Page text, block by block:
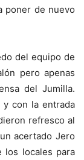
poner de nuevo
del equipo de
pero apenas
del Jumilla.
y con la entrada
refresco al
acertado Jero
los locales para